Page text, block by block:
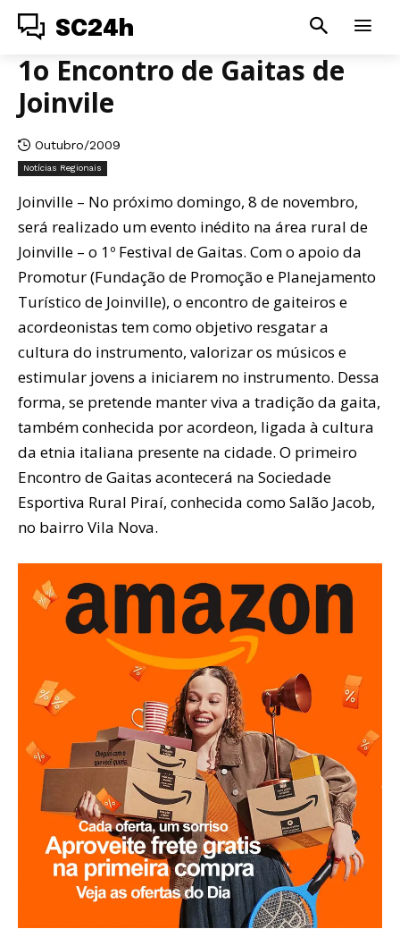
SC24h
1o Encontro de Gaitas de
Joinvile
Outubro/2009
Notícias Regionais
Joinville – No próximo domingo, 8 de novembro,
será realizado um evento inédito na área rural de
Joinville – o 1º Festival de Gaitas. Com o apoio da
Promotur (Fundação de Promoção e Planejamento
Turístico de Joinville), o encontro de gaiteiros e
acordeonistas tem como objetivo resgatar a
cultura do instrumento, valorizar os músicos e
estimular jovens a iniciarem no instrumento. Dessa
forma, se pretende manter viva a tradição da gaita,
também conhecida por acordeon, ligada à cultura
da etnia italiana presente na cidade. O primeiro
Encontro de Gaitas acontecerá na Sociedade
Esportiva Rural Piraí, conhecida como Salão Jacob,
no bairro Vila Nova.